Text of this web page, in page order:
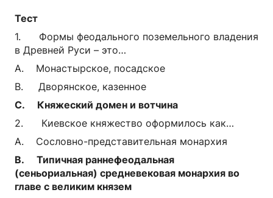
язык
Тест
1. Формы феодального поземельного владения
в Древней Руси – это…
A. Монастырское, посадское
B. Дворянское, казенное
C. Княжеский домен и вотчина
2. Киевское княжество оформилось как…
A. Сословно-представительная монархия
B. Типичная раннефеодальная
(сеньориальная) средневековая монархия во
главе с великим князем